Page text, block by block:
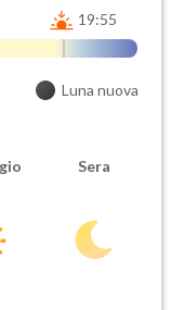
19:55
Luna nuova
Sera